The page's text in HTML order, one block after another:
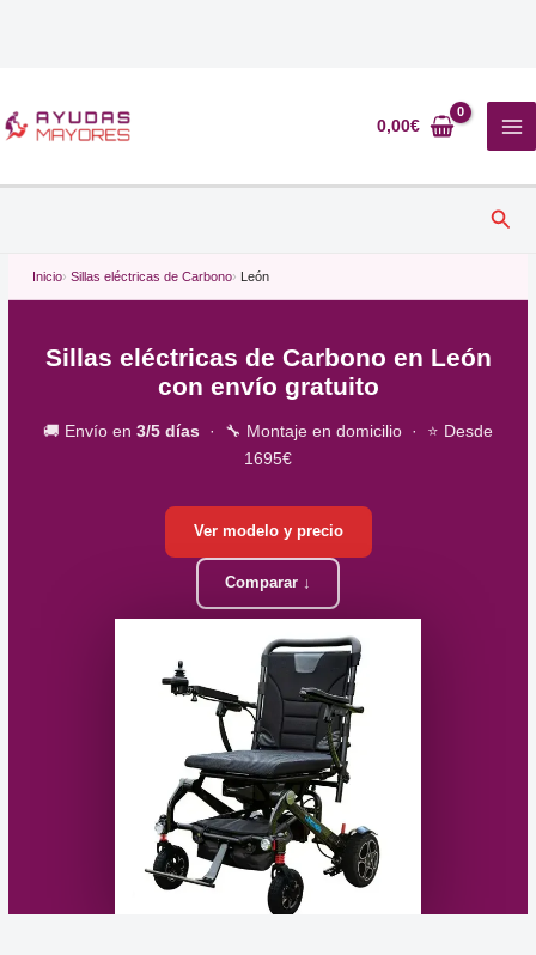
al
contenido
0,00€
Inicio Sillas eléctricas de Carbono León
Sillas eléctricas de Carbono en León
con envío gratuito
🚚 Envío en 3/5 días · 🔧 Montaje en domicilio · ⭐ Desde
1695€
Ver modelo y precio
Comparar ↓